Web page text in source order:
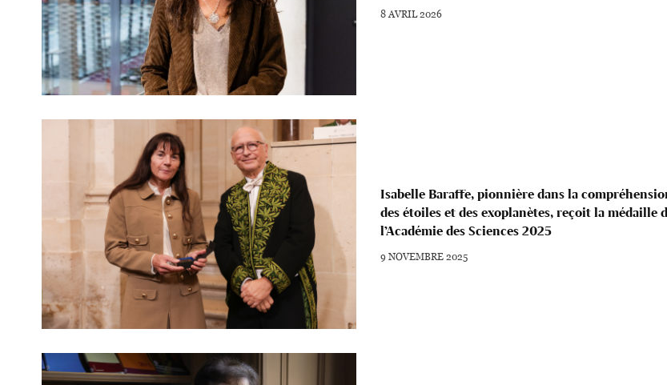
8 AVRIL 2026
Isabelle Baraffe, pionnière dans la
des étoiles et des exoplanètes, reçoit la médaille
l’Académie des Sciences 2025
9 NOVEMBRE 2025